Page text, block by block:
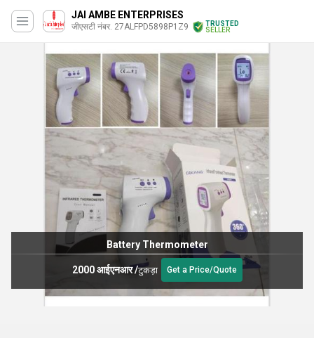
JAI AMBE ENTERPRISES
जीएसटी नंबर. 27ALFPD5898P1Z9
TRUSTED
SELLER
Battery Thermometer
2000 आईएनआर/टुकड़ा Get a Price/Quote